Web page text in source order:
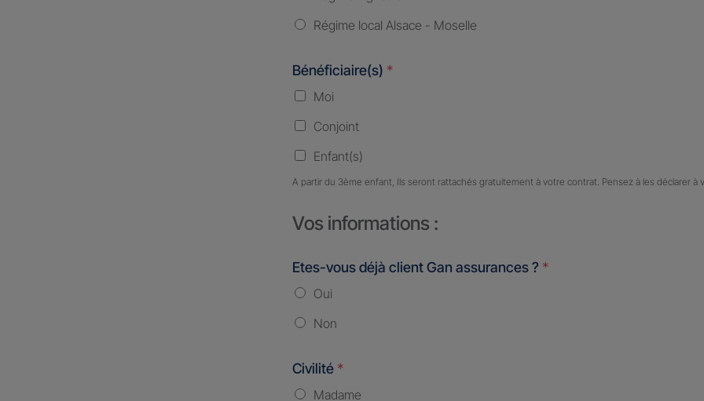
Régime local Alsace - Moselle
Bénéficiaire(s) *
Moi
Conjoint
Enfant(s)
A partir du 3ème enfant, Ils seront rattachés gratuitement à votre contrat. Pensez à les déclarer à
Vos informations :
Etes-vous déjà client Gan assurances ? *
Oui
Non
Civilité *
Madame